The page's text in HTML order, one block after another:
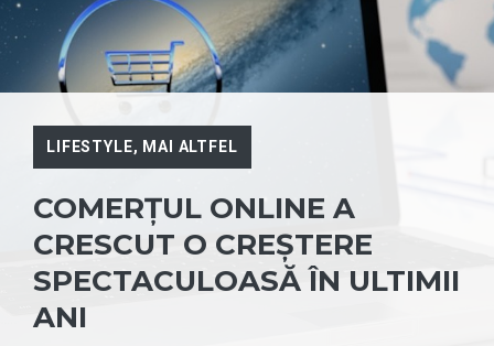
LIFESTYLE, MAI ALTFEL
COMERȚUL ONLINE A
CRESCUT O CREȘTERE
SPECTACULOASĂ ÎN ULTIMII
ANI